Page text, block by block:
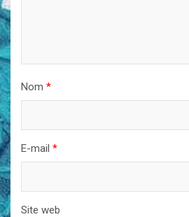
Nom *
E-mail *
Site web